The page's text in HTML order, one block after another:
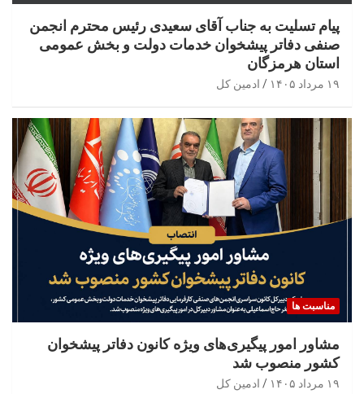
پیام تسلیت به جناب آقای سعیدی رئیس محترم انجمن
صنفی دفاتر پیشخوان خدمات دولت و بخش عمومی
استان هرمزگان
۱۹ مرداد ۱۴۰۵ ادمین کل
مناسبت ها
مشاور امور پیگیری‌های ویژه کانون دفاتر پیشخوان
کشور منصوب شد
۱۹ مرداد ۱۴۰۵ ادمین کل